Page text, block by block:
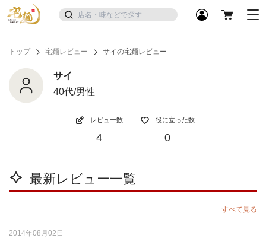
トップ 宅麺レビュー サイの宅麺レビュー
サイ
40代/男性
レビュー数
4
役に立った数
0
最新レビュー一覧
すべて見る
2014年08月02日